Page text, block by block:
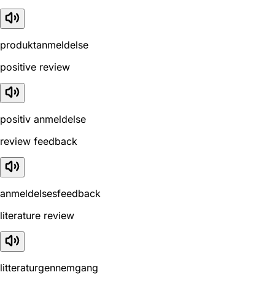
produktanmeldelse
positive review
positiv anmeldelse
review feedback
anmeldelsesfeedback
literature review
litteraturgennemgang